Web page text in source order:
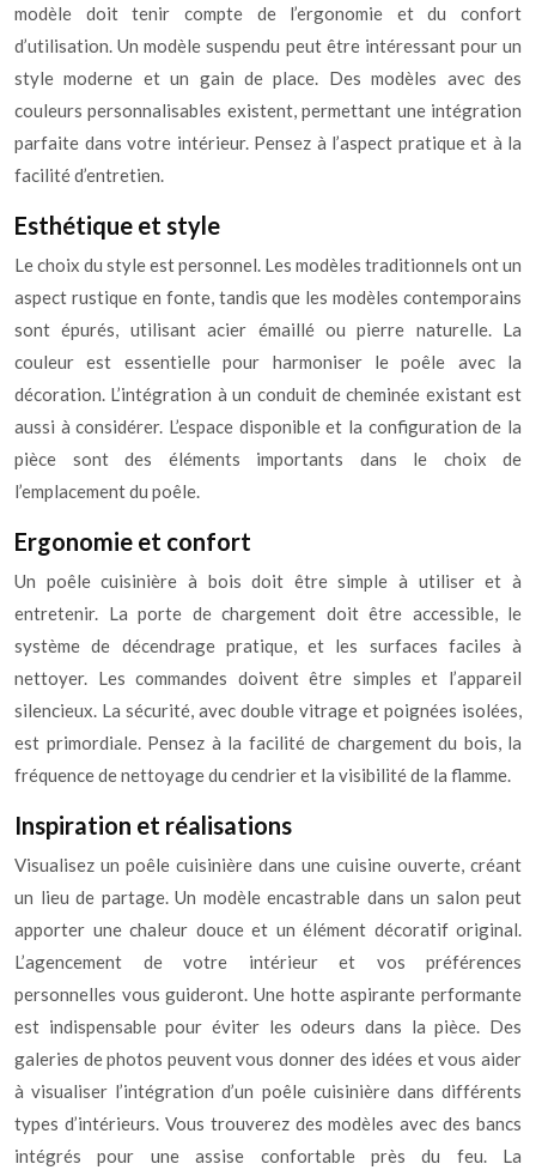
modèle doit tenir compte de l’ergonomie et du confort
d’utilisation. Un modèle suspendu peut être intéressant pour un
style moderne et un gain de place. Des modèles avec des
couleurs personnalisables existent, permettant une intégration
parfaite dans votre intérieur. Pensez à l’aspect pratique et à la
facilité d’entretien.
Esthétique et style
Le choix du style est personnel. Les modèles traditionnels ont un
aspect rustique en fonte, tandis que les modèles contemporains
sont épurés, utilisant acier émaillé ou pierre naturelle. La
couleur est essentielle pour harmoniser le poêle avec la
décoration. L’intégration à un conduit de cheminée existant est
aussi à considérer. L’espace disponible et la configuration de la
pièce sont des éléments importants dans le choix de
l’emplacement du poêle.
Ergonomie et confort
Un poêle cuisinière à bois doit être simple à utiliser et à
entretenir. La porte de chargement doit être accessible, le
système de décendrage pratique, et les surfaces faciles à
nettoyer. Les commandes doivent être simples et l’appareil
silencieux. La sécurité, avec double vitrage et poignées isolées,
est primordiale. Pensez à la facilité de chargement du bois, la
fréquence de nettoyage du cendrier et la visibilité de la flamme.
Inspiration et réalisations
Visualisez un poêle cuisinière dans une cuisine ouverte, créant
un lieu de partage. Un modèle encastrable dans un salon peut
apporter une chaleur douce et un élément décoratif original.
L’agencement de votre intérieur et vos préférences
personnelles vous guideront. Une hotte aspirante performante
est indispensable pour éviter les odeurs dans la pièce. Des
galeries de photos peuvent vous donner des idées et vous aider
à visualiser l’intégration d’un poêle cuisinière dans différents
types d’intérieurs. Vous trouverez des modèles avec des bancs
intégrés pour une assise confortable près du feu. La